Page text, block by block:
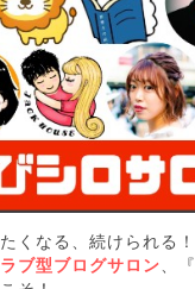
くなる、続けられる！
ブ型ブログサロン 、『